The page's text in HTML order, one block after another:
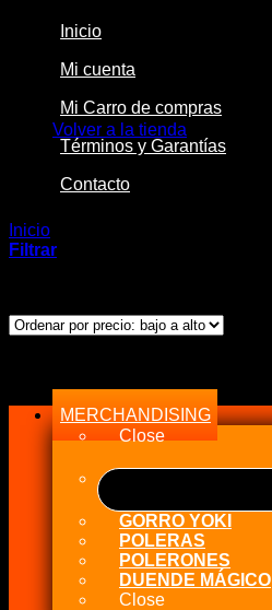
Volver a la tienda
Inicio
Mi cuenta
Mi Carro de compras
Términos y Garantías
Contacto
Inicio
Filtrar
MERCHANDISING
Close
GORRO YOKI
POLERAS
POLERONES
DUENDE MÁGICO
Close